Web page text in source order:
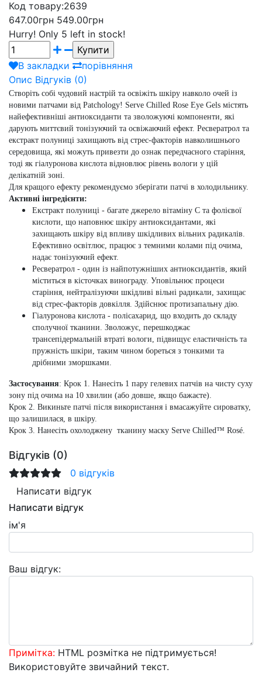
Код товару:2639
647.00грн 549.00грн
Hurry! Only 5 left in stock!
В закладки
порівняння
Опис Відгуків (0)
Створіть собі чудовий настрій та освіжіть шкіру навколо очей із
новими патчами від Patchology! Serve Chilled Rose Eye Gels містять
найефективніші антиоксиданти та зволожуючі компоненти, які
дарують миттєвий тонізуючий та освіжаючий ефект. Ресвератрол та
екстракт полуниці захищають від стрес-факторів навколишнього
середовища, які можуть привезти до ознак передчасного старіння,
тоді як гіалуронова кислота відновлює рівень вологи у цій
делікатній зоні.
Для кращого ефекту рекомендуємо зберігати патчі в холодильнику.
Активні інгредієнти:
Екстракт полуниці - багате джерело вітаміну С та фолієвої
кислоти, що наповнює шкіру антиоксидантами, які
захищають шкіру від впливу шкідливих вільних радикалів.
Ефективно освітлює, працює з темними колами під очима,
надає тонізуючий ефект.
Ресвератрол - один із найпотужніших антиоксидантів, який
міститься в кісточках винограду. Уповільнює процеси
старіння, нейтралізуючи шкідливі вільні радикали, захищає
від стрес-факторів довкілля. Здійснює протизапальну дію.
Гіалуронова кислота - полісахарид, що входить до складу
сполучної тканини. Зволожує, перешкоджає
трансепідермальній втраті вологи, підвищує еластичність та
пружність шкіри, таким чином бореться з тонкими та
дрібними зморшками.
Застосування: Крок 1.
Нанесіть 1 пару гелевих патчів на чисту суху
зону під очима на 10 хвилин (або довше, якщо бажаєте).
Крок 2. Викиньте патчі після використання і вмасажуйте сироватку,
що залишилася, в шкіру.
Крок 3. Нанесіть охолоджену тканину маску Serve Chilled™ Rosé.
Відгуків (0)
0 відгуків
Написати відгук
Написати відгук
ім'я
Ваш відгук:
Примітка: HTML розмітка не підтримується!
Використовуйте звичайний текст.